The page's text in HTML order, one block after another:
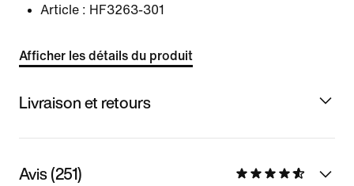
Article : HF3263-301
Afficher les détails du produit
Livraison et retours
Avis (251)